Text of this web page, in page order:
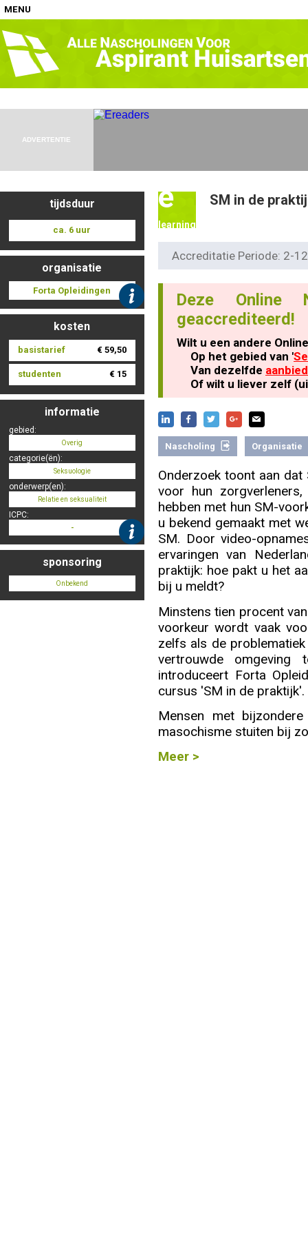
MENU
Home
Nascholingen op locatie (agenda)
Nascholingen online (elearning)
Nascholing aanmelden
Registreren
Inloggen
ADVERTENTIE
tijdsduur
ca. 6 uur
organisatie
Forta Opleidingen
kosten
basistarief € 59,50
studenten € 15
informatie
gebied:
Overig
categorie(ën):
Seksuologie
onderwerp(en):
Relatie en seksualiteit
ICPC:
-
sponsoring
Onbekend
e
learning
SM in de
Accreditatie Periode: 2-
Deze Online
geaccrediteerd!
Wilt u een andere
Op het gebied van '
Van dezelfde
Of wilt u liever zelf
Nascholing Organisatie
Onderzoek toont aan
voor hun
hebben met hun SM-
u bekend gemaakt met
SM. Door video-
ervaringen van
praktijk: hoe pakt u het
bij u meldt?
Minstens tien procent
voorkeur wordt vaak
zelfs als de
vertrouwde
introduceert Forta
cursus 'SM in de praktijk'.
Mensen met
masochisme stuiten bij
Meer >